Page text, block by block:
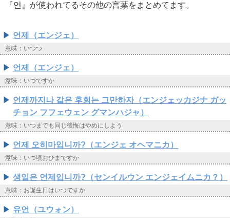
『언』が使われてるその他の言葉をまとめてます。
언제（エンジェ）
意味：いつつ
언제（エンジェ）
意味：いつですか
언제까지나 같은 후회는 그만하자（エンジェッカジナ ガッ
チョン フフェウェン グマンハジャ）
意味：いつまでも同じ後悔はやめにしよう
언제 오히마입니까?（エンジェ オヘマニカ）
意味：いつ頃おひまですか
생일은 언제입니까?（センイルウン エンジェイムニカ？）
意味：お誕生日はいつですか
유언（ユウォン）